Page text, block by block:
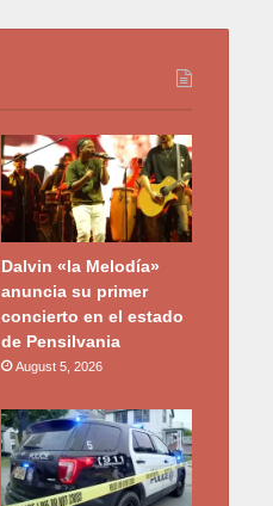
Dalvin «la Melodía»
anuncia su primer
concierto en el estado
de Pensilvania
August 5, 2026